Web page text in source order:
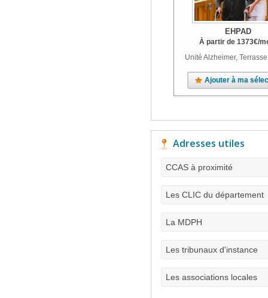
EHPAD
À partir de 1373€/
Unité Alzheimer,
Ajouter à ma
Adresses utiles
CCAS à proximité
Les CLIC du département
La MDPH
Les tribunaux d'instance
Les associations locales